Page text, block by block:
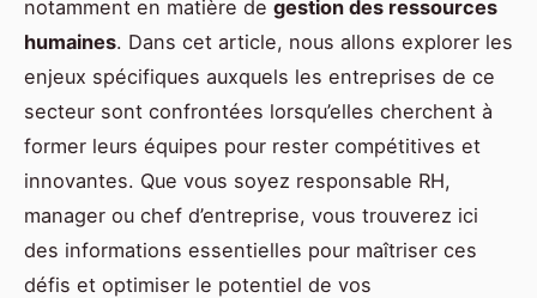
notamment en matière de gestion des ressources
humaines. Dans cet article, nous allons explorer les
enjeux spécifiques auxquels les entreprises de ce
secteur sont confrontées lorsqu’elles cherchent à
former leurs équipes pour rester compétitives et
innovantes. Que vous soyez responsable RH,
manager ou chef d’entreprise, vous trouverez ici
des informations essentielles pour maîtriser ces
défis et optimiser le potentiel de vos